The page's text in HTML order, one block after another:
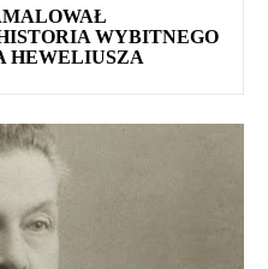
WYBITNEGO
HEWELIUSZA